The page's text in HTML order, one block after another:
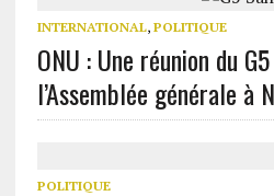
INTERNATIONAL, POLITIQUE
ONU : Une réunion du
l’Assemblée générale à
POLITIQUE